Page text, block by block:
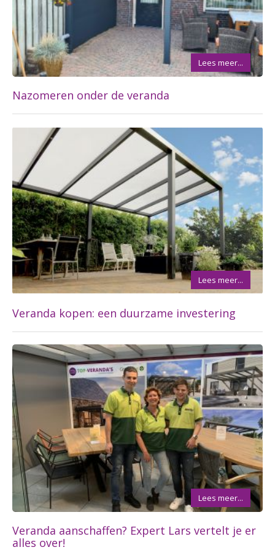
Nazomeren onder de veranda
Lees meer...
Veranda kopen: een duurzame investering
Lees meer...
Veranda aanschaffen? Expert Lars vertelt je er
alles over!
Lees meer...